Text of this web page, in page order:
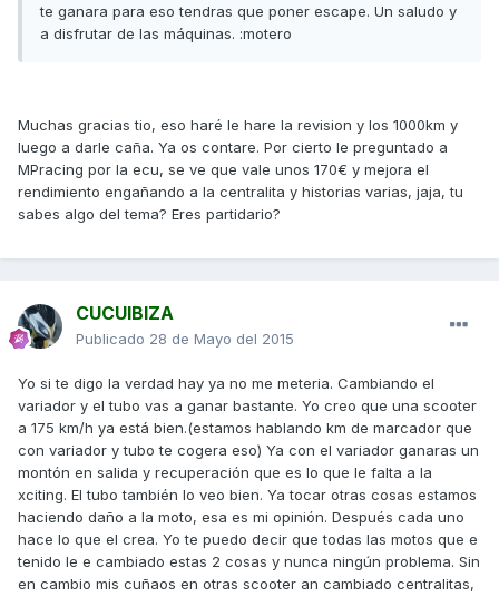
te ganara para eso tendras que poner escape. Un saludo y
a disfrutar de las máquinas. :motero
Muchas gracias tio, eso haré le hare la revision y los 1000km y
luego a darle caña. Ya os contare. Por cierto le preguntado a
MPracing por la ecu, se ve que vale unos 170€ y mejora el
rendimiento engañando a la centralita y historias varias, jaja, tu
sabes algo del tema? Eres partidario?
CUCUIBIZA
Publicado 28 de Mayo del 2015
Yo si te digo la verdad hay ya no me meteria. Cambiando el
variador y el tubo vas a ganar bastante. Yo creo que una scooter
a 175 km/h ya está bien.(estamos hablando km de marcador que
con variador y tubo te cogera eso) Ya con el variador ganaras un
montón en salida y recuperación que es lo que le falta a la
xciting. El tubo también lo veo bien. Ya tocar otras cosas estamos
haciendo daño a la moto, esa es mi opinión. Después cada uno
hace lo que el crea. Yo te puedo decir que todas las motos que e
tenido le e cambiado estas 2 cosas y nunca ningún problema. Sin
en cambio mis cuñaos en otras scooter an cambiado centralitas,